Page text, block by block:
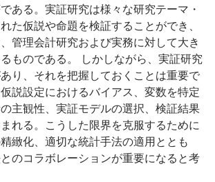
ある。実証研究は様々な研究テーマ・
た仮説や命題を検証することができ、
管理会計研究および実務に対して大き
ものである。 しかしながら、実証研究
り、それを把握しておくことは重要で
説設定におけるバイアス、変数を特定
主観性、実証モデルの選択、検証結果
れる。こうした限界を克服するために
緻化、適切な統計手法の適用ととも
のコラボレーションが重要になると考